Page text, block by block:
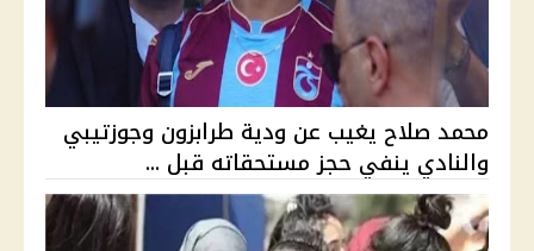
محمد صلاح يغيب عن ودية طرابزون وجوزتيبي
والنادي ينفي حجز مستحقاته قبل ...